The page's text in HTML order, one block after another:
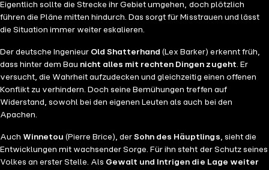
Eigentlich sollte die Strecke ihr Gebiet umgehen, doch plötzlich
führen die Pläne mitten hindurch. Das sorgt für Misstrauen und lässt
die Situation immer weiter eskalieren.
Der deutsche Ingenieur Old Shatterhand (Lex Barker) erkennt früh,
dass hinter dem Bau nicht alles mit rechten Dingen zugeht. Er
versucht, die Wahrheit aufzudecken und gleichzeitig einen offenen
Konflikt zu verhindern. Doch seine Bemühungen treffen auf
Widerstand, sowohl bei den eigenen Leuten als auch bei den
Apachen.
Auch Winnetou (Pierre Brice), derSohn des Häuptlings, sieht die
Entwicklungen mit wachsender Sorge. Für ihn steht der Schutz seines
Volkes an erster Stelle. Als Gewalt und Intrigen die Lage weiter